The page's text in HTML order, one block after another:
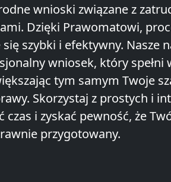
wnioski związane z
Dzięki Prawomatowi,
szybki i efektywny. Nasze
wniosek, który spełni
tym samym Twoje
Skorzystaj z prostych i
czas i zyskać pewność, że
przygotowany.